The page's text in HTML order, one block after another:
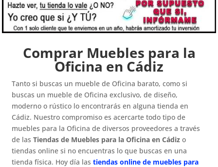
Comprar Muebles para la
Oficina en Cádiz
Tanto si buscas un mueble de Oficina barato, como si
buscas un mueble de Oficina exclusivo, de diseño,
moderno o rústico lo encontrarás en alguna tienda en
Cádiz. Nuestro compromiso es acercarte todo tipo de
muebles para la Oficina de diversos proveedores a través
de lasTiendas de Muebles para la Oficina en Cádiz o
tiendas online si no encuentras lo que buscas en una
tienda física. Hoy día lastiendas online de muebles para